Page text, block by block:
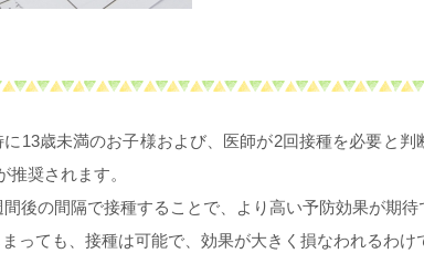
13歳未満のお子様および、医師が2回接種を必要と判
奨されます。
後の間隔で接種することで、より高い予防効果が期待
っても、接種は可能で、効果が大きく損なわれるわけ